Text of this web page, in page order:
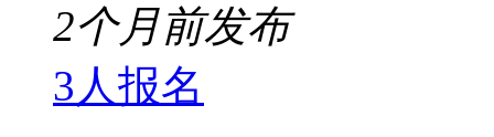
2个月前发布
3人报名